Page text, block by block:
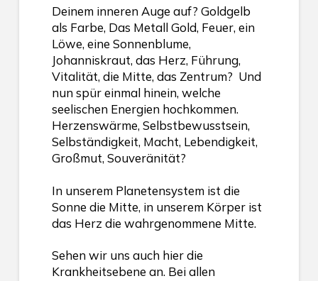
Deinem inneren Auge auf? Goldgelb
als Farbe, Das Metall Gold, Feuer, ein
Löwe, eine Sonnenblume,
Johanniskraut, das Herz, Führung,
Vitalität, die Mitte, das Zentrum? Und
nun spür einmal hinein, welche
seelischen Energien hochkommen.
Herzenswärme, Selbstbewusstsein,
Selbständigkeit, Macht, Lebendigkeit,
Großmut, Souveränität?
In unserem Planetensystem ist die
Sonne die Mitte, in unserem Körper ist
das Herz die wahrgenommene Mitte.
Sehen wir uns auch hier die
Krankheitsebene an. Bei allen